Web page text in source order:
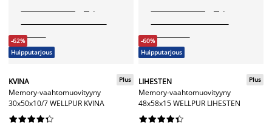
-62%
Huipputarjous
KVINA
Memory-vaahtomuovityyny
30x50x10/7 WELLPUR KVINA
Plus






-60%
Huipputarjous
LIHESTEN
Memory-vaahtomuovityyny
48x58x15 WELLPUR LIHESTEN
Plus





